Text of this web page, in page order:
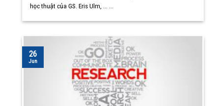
học thuật của GS. Eris Ulm, ... ...
26
Jun